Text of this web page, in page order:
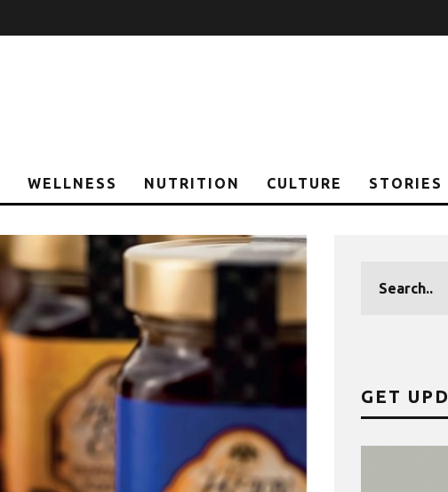
WELLNESS NUTRITION CULTURE STORIES
GET